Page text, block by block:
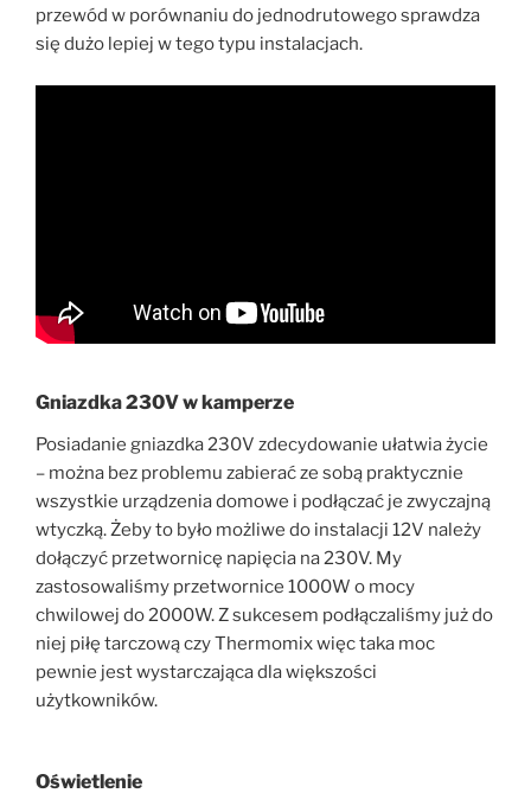
przewód w porównaniu do jednodrutowego sprawdza
się dużo lepiej w tego typu instalacjach.
Gniazdka 230V w kamperze
Posiadanie gniazdka 230V zdecydowanie ułatwia życie
– można bez problemu zabierać ze sobą praktycznie
wszystkie urządzenia domowe i podłączać je zwyczajną
wtyczką. Żeby to było możliwe do instalacji 12V należy
dołączyć przetwornicę napięcia na 230V. My
zastosowaliśmy przetwornice 1000W o mocy
chwilowej do 2000W. Z sukcesem podłączaliśmy już do
niej piłę tarczową czy Thermomix więc taka moc
pewnie jest wystarczająca dla większości
użytkowników.
Oświetlenie